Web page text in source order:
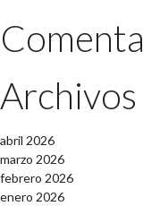
Archivos
abril 2026
marzo 2026
febrero 2026
enero 2026